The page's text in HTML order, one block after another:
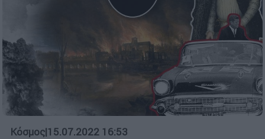
Κόσμος|15.07.2022 16:53